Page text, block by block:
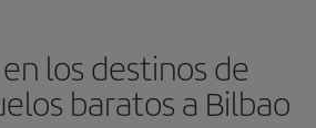
los destinos de
baratos a Bilbao